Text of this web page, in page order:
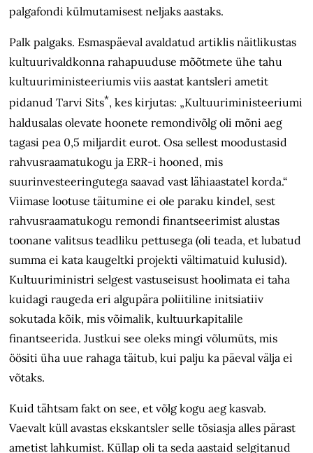
palgafondi külmutamisest neljaks aastaks.
Palk palgaks. Esmaspäeval avaldatud artiklis näitlikustas
kultuurivaldkonna rahapuuduse mõõtmete ühe tahu
kultuuriministeeriumis viis aastat kantsleri ametit
pidanud Tarvi Sits*, kes kirjutas: „Kultuuriministeeriumi
haldusalas olevate hoonete remondivõlg oli mõni aeg
tagasi pea 0,5 miljardit eurot. Osa sellest moodustasid
rahvusraamatukogu ja ERR-i hooned, mis
suurinvesteeringutega saavad vast lähiaastatel korda.“
Viimase lootuse täitumine ei ole paraku kindel, sest
rahvusraamatukogu remondi finantseerimist alustas
toonane valitsus teadliku pettusega (oli teada, et lubatud
summa ei kata kaugeltki projekti vältimatuid kulusid).
Kultuuriministri selgest vastuseisust hoolimata ei taha
kuidagi raugeda eri algupära poliitiline initsiatiiv
sokutada kõik, mis võimalik, kultuurkapitalile
finantseerida. Justkui see oleks mingi võlumüts, mis
öösiti üha uue rahaga täitub, kui palju ka päeval välja ei
võtaks.
Kuid tähtsam fakt on see, et võlg kogu aeg kasvab.
Vaevalt küll avastas ekskantsler selle tõsiasja alles pärast
ametist lahkumist. Küllap oli ta seda aastaid selgitanud